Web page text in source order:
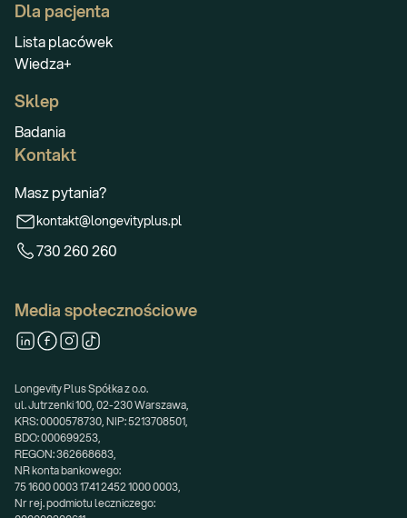
Dla pacjenta
Lista placówek
Wiedza+
Sklep
Badania
Kontakt
Masz pytania?
kontakt@longevityplus.pl
730 260 260
Media społecznościowe
Longevity Plus Spółka z o.o.
ul. Jutrzenki 100, 02-230 Warszawa,
KRS: 0000578730, NIP: 5213708501,
BDO: 000699253,
REGON: 362668683,
NR konta bankowego:
75 1600 0003 1741 2452 1000 0003,
Nr rej. podmiotu leczniczego: